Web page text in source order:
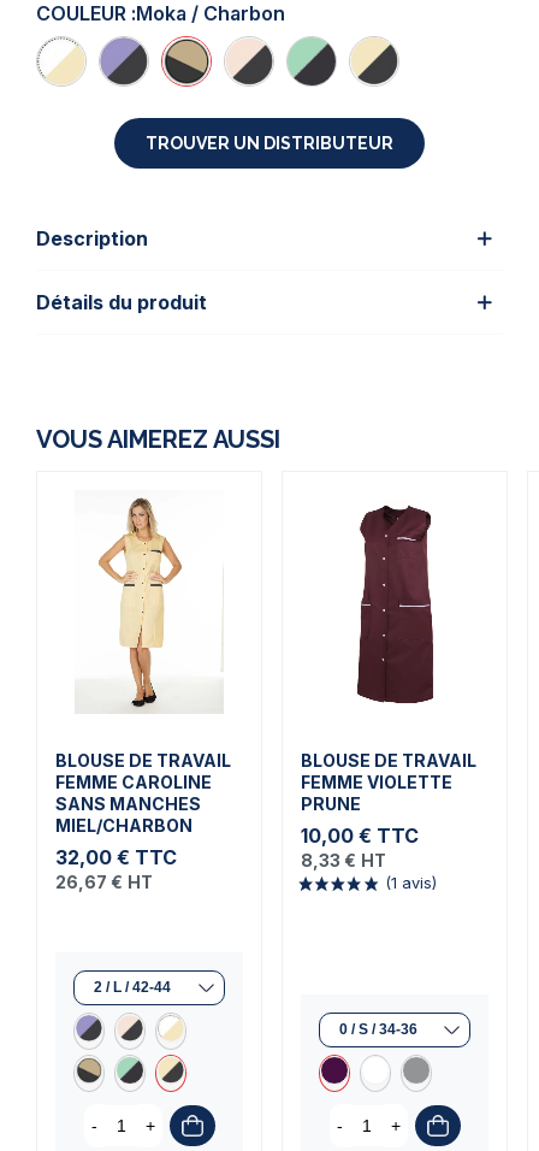
COULEUR :Moka / Charbon
TROUVER UN DISTRIBUTEUR
Description
Détails du produit
VOUS AIMEREZ AUSSI
BLOUSE DE TRAVAIL
FEMME CAROLINE
SANS MANCHES
MIEL/CHARBON
32,00 € TTC
26,67 € HT
- +
BLOUSE DE TRAVAIL
FEMME VIOLETTE
PRUNE
10,00 € TTC
(1 avis)
8,33 € HT
- +